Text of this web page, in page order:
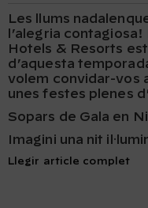
Les llums
l’alegria
Hotels & Resorts
d’aquesta
volem convidar-vos
unes festes plenes
Sopars de Gala en
Imagini una nit
Llegir article complet